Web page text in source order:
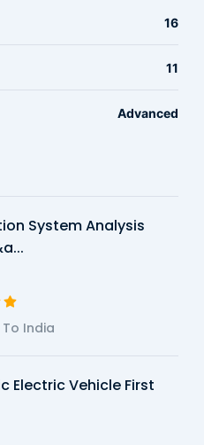
16
11
Advanced
System Analysis
India
Electric Vehicle First